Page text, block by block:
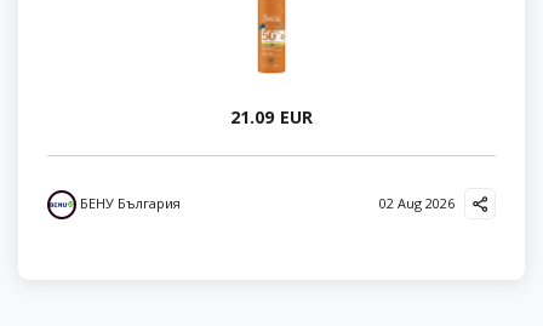
21.09 EUR
БЕНУ България 02 Aug 2026